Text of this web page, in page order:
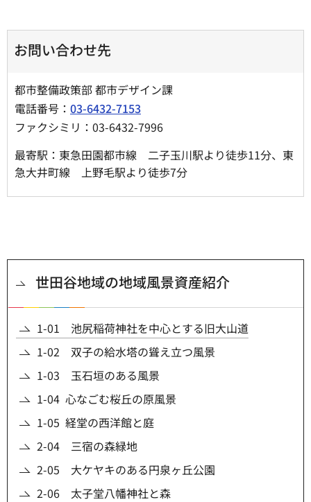
お問い合わせ先
都市整備政策部 都市デザイン課
電話番号： 03-6432-7153
ファクシミリ：03-6432-7996
最寄駅：東急田園都市線 二子玉川駅より徒歩11分、東
急大井町線 上野毛駅より徒歩7分
世田谷地域の地域風景資産紹介
1-01 池尻稲荷神社を中心とする旧大山道
1-02 双子の給水塔の聳え立つ風景
1-03 玉石垣のある風景
1-04 心なごむ桜丘の原風景
1-05 経堂の西洋館と庭
2-04 三宿の森緑地
2-05 大ケヤキのある円泉ヶ丘公園
2-06 太子堂八幡神社と森